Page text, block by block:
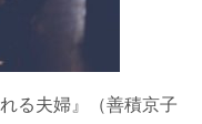
る夫婦』（善積京子